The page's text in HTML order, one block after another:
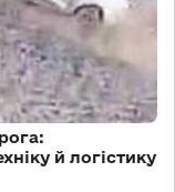
й логістику